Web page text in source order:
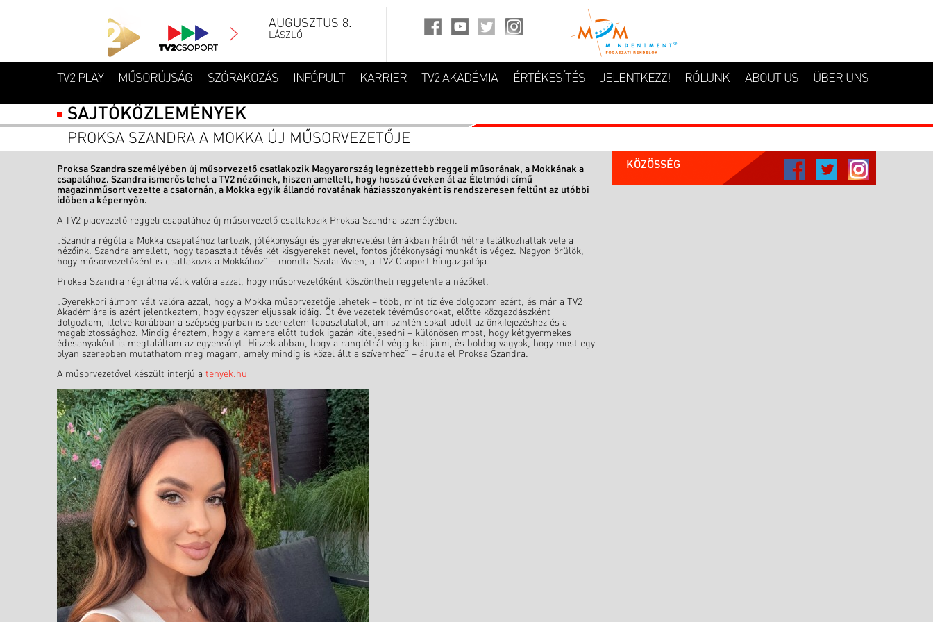
AUGUSZTUS 8.
LÁSZLÓ
TV2 PLAY MŰSORÚJSÁG SZÓRAKOZÁS INFÓPULT KARRIER TV2 AKADÉMIA ÉRTÉKESÍTÉS JELENTKEZZ! RÓLUNK ABOUT US ÜBER UNS
SAJTÓKÖZLEMÉNYEK
PROKSA SZANDRA A MOKKA ÚJ MŰSORVEZETŐJE
Proksa Szandra személyében új műsorvezető csatlakozik Magyarország legnézettebb reggeli műsorának, a Mokkának a
csapatához. Szandra ismerős lehet a TV2 nézőinek, hiszen amellett, hogy hosszú éveken át az Életmódi című
magazinműsort vezette a csatornán, a Mokka egyik állandó rovatának háziasszonyaként is rendszeresen feltűnt az utóbbi
időben a képernyőn.
A TV2 piacvezető reggeli csapatához új műsorvezető csatlakozik Proksa Szandra személyében.
„Szandra régóta a Mokka csapatához tartozik, jótékonysági és gyereknevelési témákban hétről hétre találkozhattak vele a
nézőink. Szandra amellett, hogy tapasztalt tévés két kisgyereket nevel, fontos jótékonysági munkát is végez. Nagyon örülök,
hogy műsorvezetőként is csatlakozik a Mokkához” – mondta Szalai Vivien, a TV2 Csoport hírigazgatója.
Proksa Szandra régi álma válik valóra azzal, hogy műsorvezetőként köszöntheti reggelente a nézőket.
„Gyerekkori álmom vált valóra azzal, hogy a Mokka műsorvezetője lehetek – több, mint tíz éve dolgozom ezért, és már a TV2
Akadémiára is azért jelentkeztem, hogy egyszer eljussak idáig. Öt éve vezetek tévéműsorokat, előtte közgazdászként
dolgoztam, illetve korábban a szépségiparban is szereztem tapasztalatot, ami szintén sokat adott az önkifejezéshez és a
magabiztossághoz. Mindig éreztem, hogy a kamera előtt tudok igazán kiteljesedni – különösen most, hogy kétgyermekes
édesanyaként is megtaláltam az egyensúlyt. Hiszek abban, hogy a ranglétrát végig kell járni, és boldog vagyok, hogy most egy
olyan szerepben mutathatom meg magam, amely mindig is közel állt a szívemhez” – árulta el Proksa Szandra.
A műsorvezetővel készült interjú a tenyek.hu
KÖZÖSSÉG